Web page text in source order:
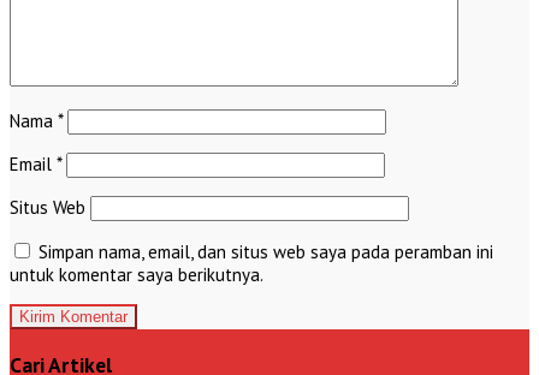
Nama *
Email *
Situs Web
Simpan nama, email, dan situs web saya pada peramban ini
untuk komentar saya berikutnya.
Cari Artikel